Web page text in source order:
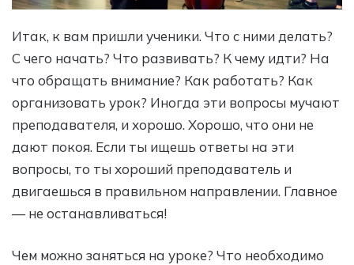
Итак, к вам пришли ученики. Что с ними делать?
С чего начать? Что развивать? К чему идти? На
что обращать внимание? Как работать? Как
организовать урок? Иногда эти вопросы мучают
преподавателя, и хорошо. Хорошо, что они не
дают покоя. Если ты ищешь ответы на эти
вопросы, то ты хороший преподаватель и
двигаешься в правильном направлении. Главное
— не останавливаться!
Чем можно заняться на уроке? Что необходимо